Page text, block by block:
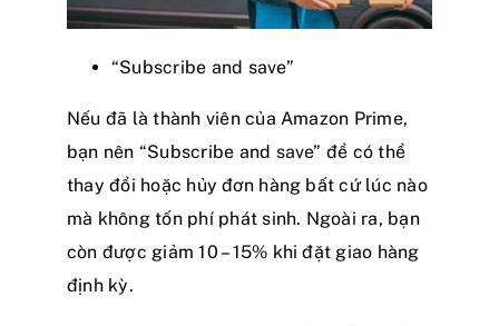
“Subscribe and save”
Nếu đã là thành viên của Amazon Prime,
bạn nên “Subscribe and save” để có thể
thay đổi hoặc hủy đơn hàng bất cứ lúc nào
mà không tốn phí phát sinh. Ngoài ra, bạn
còn được giảm 10 – 15% khi đặt giao hàng
định kỳ.